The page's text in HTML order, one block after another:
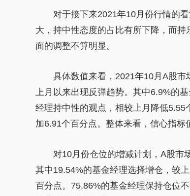
对于接下来2021年10月份行情的
大，持中性态度的占比有所下降，而持
面的调整不算明显。
具体数值来看，2021年10月A股
上月以来出现反弹趋势。其中6.9%的基
经理持中性的观点，相较上月降低5.55
加6.91个百分点。整体来看，信心指标
对10月份仓位的增减计划，A股市
其中19.54%的基金经理选择增仓，较
百分点。75.86%的基金经理保持仓位